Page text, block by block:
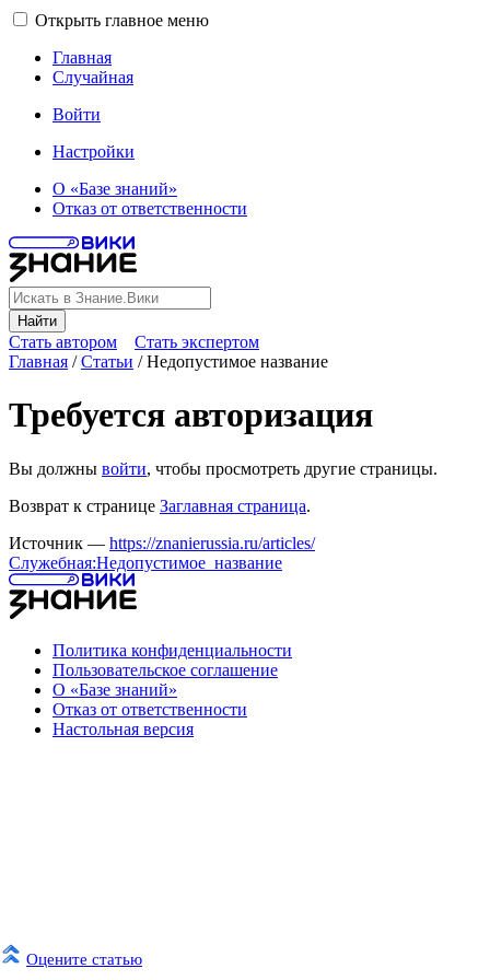
Открыть главное меню
Главная
Случайная
Войти
Настройки
О «Базе знаний»
Отказ от ответственности
Найти
Стать автором Стать экспертом
Оцените статью
Главная /Статьи /Недопустимое название
Требуется авторизация
Вы должны войти, чтобы просмотреть другие страницы.
Возврат к странице Заглавная страница.
Источник — https://znanierussia.ru/articles/
Служебная:Недопустимое_название
Политика конфиденциальности
Пользовательское соглашение
О «Базе знаний»
Отказ от ответственности
Настольная версия